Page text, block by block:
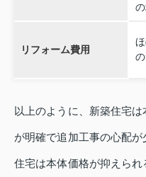
の
リフォーム費用
の
以上のように、新築住宅
が明確で追加工事の心配
住宅は本体価格が抑えら